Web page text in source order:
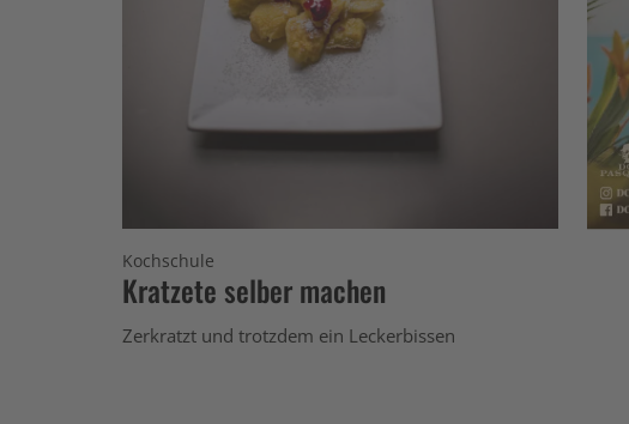
Kochschule
Kratzete selber machen
Zerkratzt und trotzdem ein Leckerbissen